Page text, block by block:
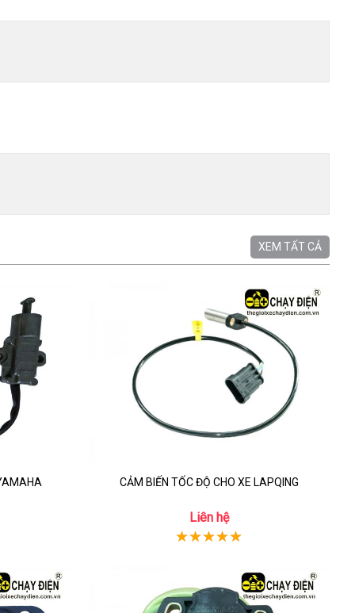
XEM TẤT CẢ
CẢM BIẾN TỐC ĐỘ CHO XE LAPQING
Liên hệ